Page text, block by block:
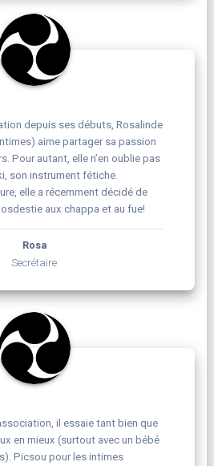
depuis ses débuts, Rosalinde
aime partager sa passion
Pour autant, elle n’en oublie pas
son instrument fétiche.
elle a récemment décidé de
aux chappa et au fue!
Rosa
Secrétaire
il essaie tant bien que
en mieux (surtout avec un bébé
Picsou pour les intimes